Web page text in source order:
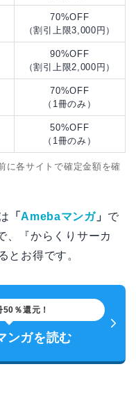
70%OFF
（割引上限3,000円）
90%OFF
（割引上限2,000円）
70%OFF
（1冊のみ）
50%OFF
（1冊のみ）
に各サイトで確定金額を確
「Amebaマンガ」 で
、『からくりサーカ
とお得です。
％還元！
ンガを読む